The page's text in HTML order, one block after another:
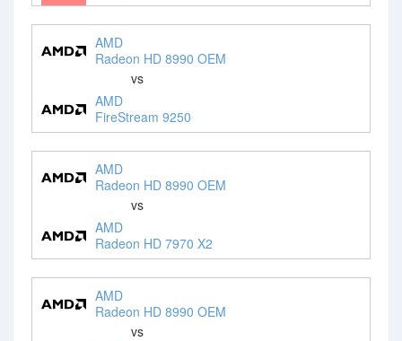
AMD
Radeon HD 8990 OEM
vs
AMD
FireStream 9250
AMD
Radeon HD 8990 OEM
vs
AMD
Radeon HD 7970 X2
AMD
Radeon HD 8990 OEM
vs